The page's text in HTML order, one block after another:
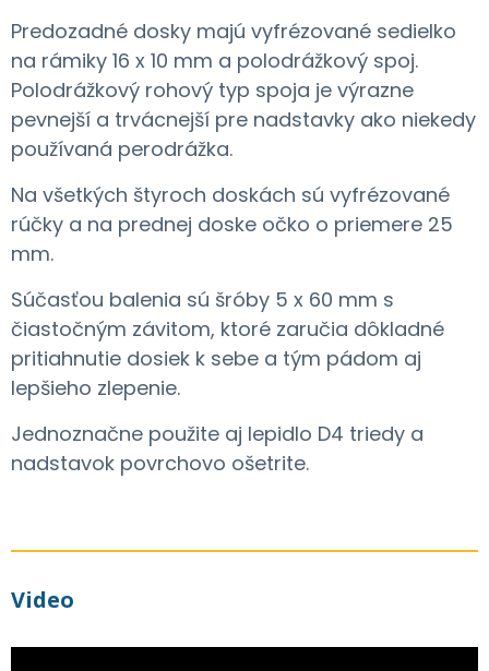
Predozadné dosky majú vyfrézované sedielko
na rámiky 16 x 10 mm a polodrážkový spoj.
Polodrážkový rohový typ spoja je výrazne
pevnejší a trvácnejší pre nadstavky ako niekedy
používaná perodrážka.
Na všetkých štyroch doskách sú vyfrézované
rúčky a na prednej doske očko o priemere 25
mm.
Súčasťou balenia sú šróby 5 x 60 mm s
čiastočným závitom, ktoré zaručia dôkladné
pritiahnutie dosiek k sebe a tým pádom aj
lepšieho zlepenie.
Jednoznačne použite aj lepidlo D4 triedy a
nadstavok povrchovo ošetrite.
Video